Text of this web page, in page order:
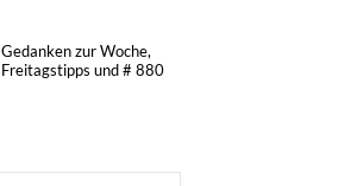
Gedanken zur Woche,
Freitagstipps und # 880